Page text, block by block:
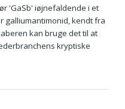
'GaSb' iøjnefaldende i et
galliumantimonid, kendt fra
kan bruge det til at
kryptiske